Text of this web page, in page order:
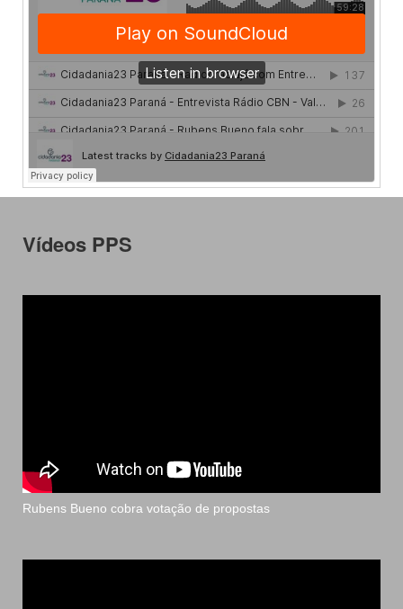
Vídeos PPS
Rubens Bueno cobra votação de propostas